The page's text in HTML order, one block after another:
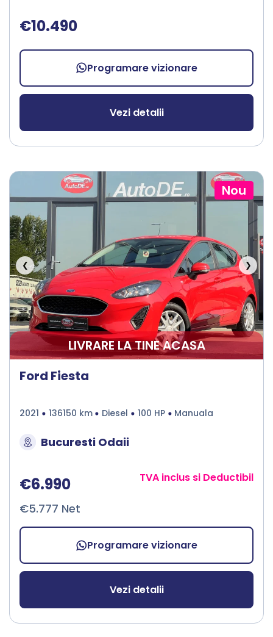
€10.490
Programare vizionare
Vezi detalii
Nou
❮ ❯
LIVRARE LA TINE ACASA
Ford Fiesta
2021 136150 km Diesel 100 HP Manuala
Bucuresti Odaii
€6.990
€5.777 Net
TVA inclus si Deductibil
Programare vizionare
Vezi detalii